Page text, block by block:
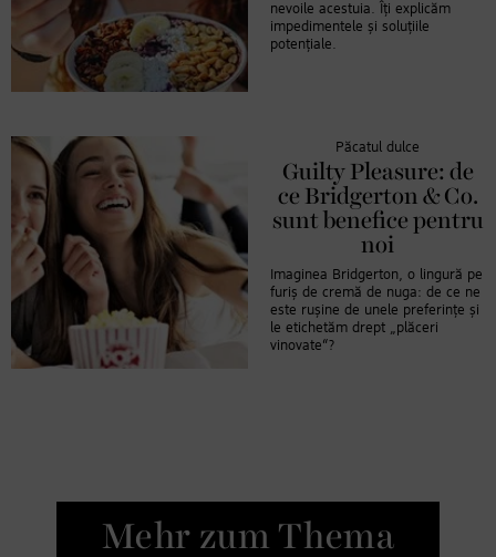
nevoile acestuia. Îți explicăm
impedimentele și soluțiile
potențiale.
Păcatul dulce
Guilty Pleasure: de
ce Bridgerton & Co.
sunt benefice pentru
noi
Imaginea Bridgerton, o lingură pe
furiș de cremă de nuga: de ce ne
este rușine de unele preferințe și
le etichetăm drept „plăceri
vinovate“?
Mehr zum Thema